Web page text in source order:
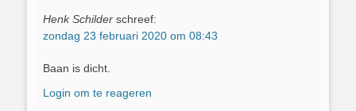
Henk Schilder schreef:
zondag 23 februari 2020 om 08:43
Baan is dicht.
Login om te reageren